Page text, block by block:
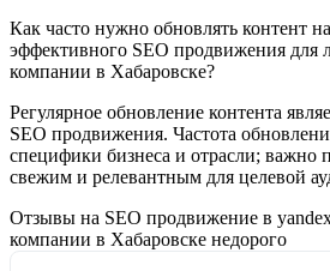
Как часто нужно обновлять контент
эффективного SEO продвижения для
компании в Хабаровске?
Регулярное обновление контента
SEO продвижения. Частота
специфики бизнеса и отрасли; важно
свежим и релевантным для целевой
Отзывы на SEO продвижение в
компании в Хабаровске недорого